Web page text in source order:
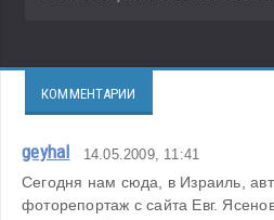
КОММЕНТАРИИ
geyhal 14.05.2009, 11:41
Сегодня нам сюда, в Израиль,
фоторепортаж с сайта Евг.